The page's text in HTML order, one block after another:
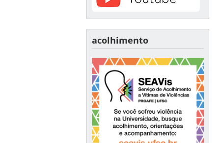
acolhimento